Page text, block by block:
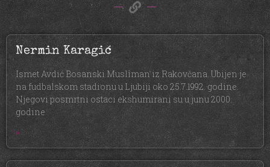
Nermin Karagić
Ismet Avdić Bosanski Musliman iz Rakovčana. Ubijen je
na fudbalskom stadionu u Ljubiji oko 25.7.1992. godine.
Njegovi posmrtni ostaci ekshumirani su u junu 2000.
godine
»